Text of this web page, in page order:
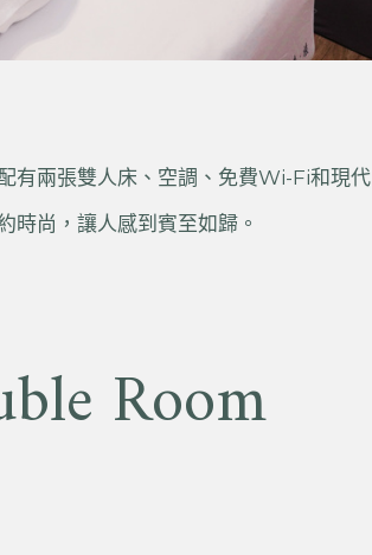
有兩張雙人床、空調、免費Wi-Fi和現代
時尚，讓人感到賓至如歸。
Room